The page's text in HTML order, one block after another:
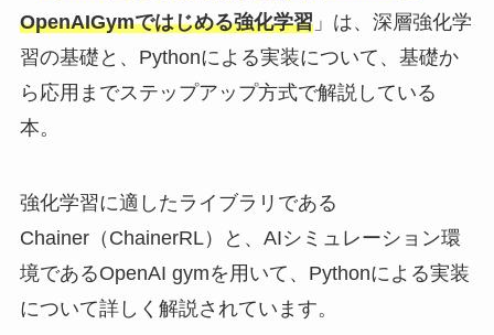
OpenAIGymではじめる強化学習」は、深層強化学
習の基礎と、Pythonによる実装について、基礎か
ら応用までステップアップ方式で解説している
本。
強化学習に適したライブラリである
Chainer（ChainerRL）と、AIシミュレーション環
境であるOpenAI gymを用いて、Pythonによる実装
について詳しく解説されています。